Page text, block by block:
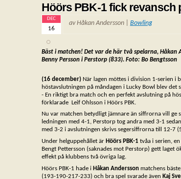
Höörs PBK-1 fick revansch
DEC
16
av Håkan Andersson | Bowling
Bäst i matchen! Det var de här två spelarna, Håkan
BennyPersson i Perstorp (833). Foto: Bo Bengtsson
(16 december)När lagen möttes i division 1-serien i
höstavslutningen på måndagen i Lucky Bowl blev det
- En riktigt bra match och en perfekt avslutning på
förklarade Leif Ohlsson i Höörs PBK.
Nu var matchen betydligt jämnare än siffrorna vill ge
ledningen med 4-1, Perstorp tog andra med 3-1
med 3-2 i avslutningen skrivs segersiffrorna till 12-7
Under helguppehållet är Höörs PBK-1 tvåa i serien,
Bengt Pettersson (saknades mot Perstorp) gett laget
effekt på klubbens två övriga lag.
Höörs PBK-1 hade i Håkan Anderssonmatchens
(193-190-217-233) och bra spel svarade även Kaj